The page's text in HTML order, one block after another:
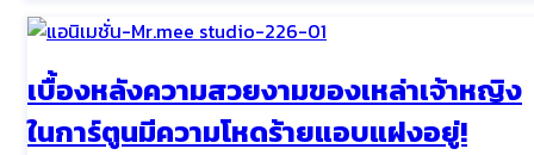
เบื้องหลังความสวยงามของเหล่าเจ้าหญิง
ในการ์ตูนมีความโหดร้ายแอบแฝงอยู่!